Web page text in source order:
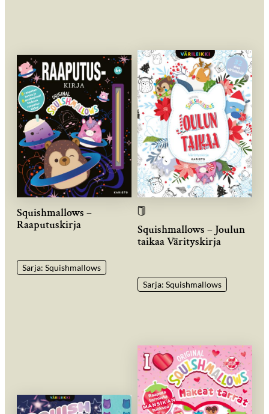
Squishmallows –
Raaputuskirja
Sarja: Squishmallows
Squishmallows – Joulun
taikaa Värityskirja
Sarja: Squishmallows